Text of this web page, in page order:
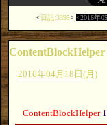
日記:3395 2016年
ContentBlockHelper
2016年04月18日(月)
ContentBlockHelper